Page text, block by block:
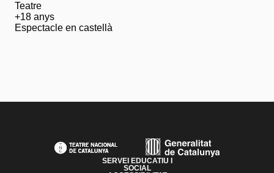
Teatre
+18 anys
Espectacle en castellà
SERVEI EDUCATIU I
SOCIAL